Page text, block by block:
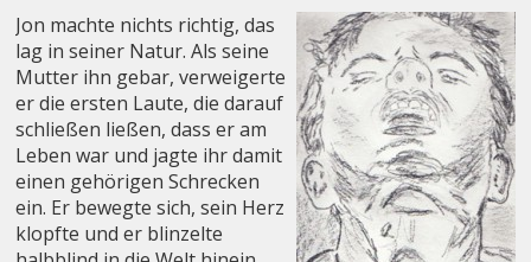
Jon machte nichts richtig, das
lag in seiner Natur. Als seine
Mutter ihn gebar, verweigerte
er die ersten Laute, die darauf
schließen ließen, dass er am
Leben war und jagte ihr damit
einen gehörigen Schrecken
ein. Er bewegte sich, sein Herz
klopfte und er blinzelte